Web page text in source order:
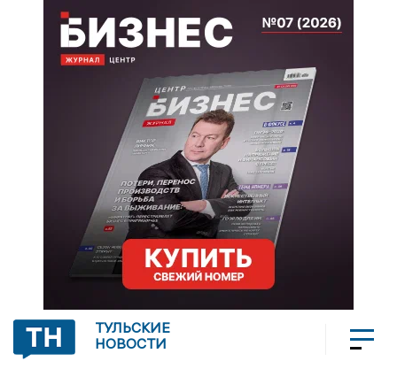
ТУЛЬСКИЕ
НОВОСТИ